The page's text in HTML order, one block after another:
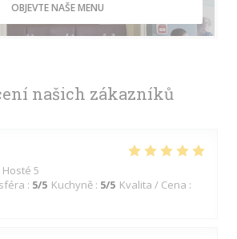
našich zákazníků
Hosté 5
: 5/5 Kuchyně : 5/5 Kvalita / Cena :
OBJEVTE NAŠE MENU